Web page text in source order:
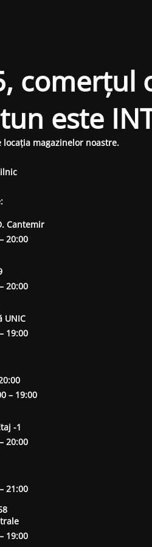
comerțul
este
magazinelor noastre.
Cantemir
20:00
20:00
UNIC
19:00
– 19:00
-1
20:00
21:00
19:00